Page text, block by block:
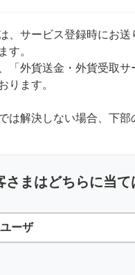
、サービス登録時にお
す。
「外貨送金・外貨受取
ります。
は解決しない場合、下
さまはどちらに当て
ーザ